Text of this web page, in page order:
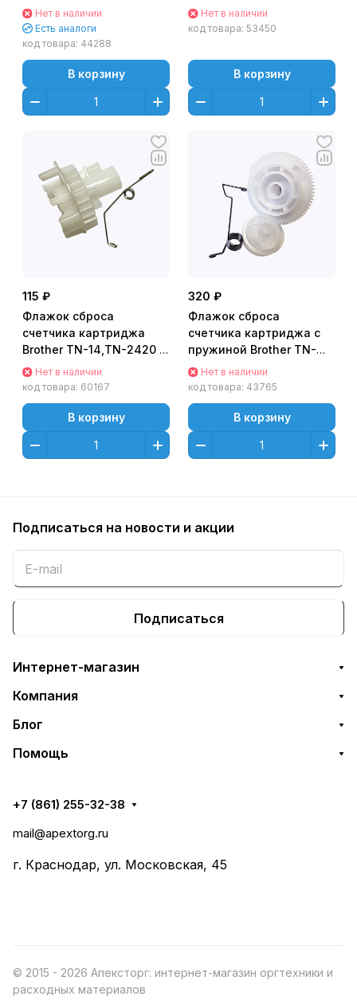
3480
HLL5100/5200/6250/6300/6400/DCPL5500/6600/
с пружиной
Нет в наличии
Есть аналоги
код товара: 44288
В корзину
пружиной) (DC Select)
Delacamp
Нет в наличии
код товара: 53450
В корзину
115 ₽
Флажок сброса
счетчика картриджа
Brother TN-14,TN-2420 (с
пружиной) (DC Select)
Delacamp
Нет в наличии
код товара: 60167
В корзину
320 ₽
Флажок сброса
счетчика картриджа с
пружиной Brother TN-
3430Нет в наличии
код товара: 43765
В корзину
Подписаться на новости и акции
Подписаться
Интернет-магазин
Компания
Блог
Помощь
+7 (861) 255-32-38
mail@apextorg.ru
г. Краснодар, ул. Московская, 45
© 2015 - 2026 Апексторг: интернет-магазин оргтехники и
расходных материалов